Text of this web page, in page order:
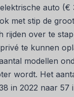
auto (€
met stip de
rijden over te
te kunnen
modellen
wordt. Het
in 2022 naar 57